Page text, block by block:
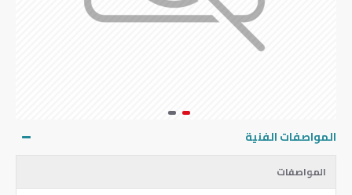
المواصفات الفنية
المواصفات